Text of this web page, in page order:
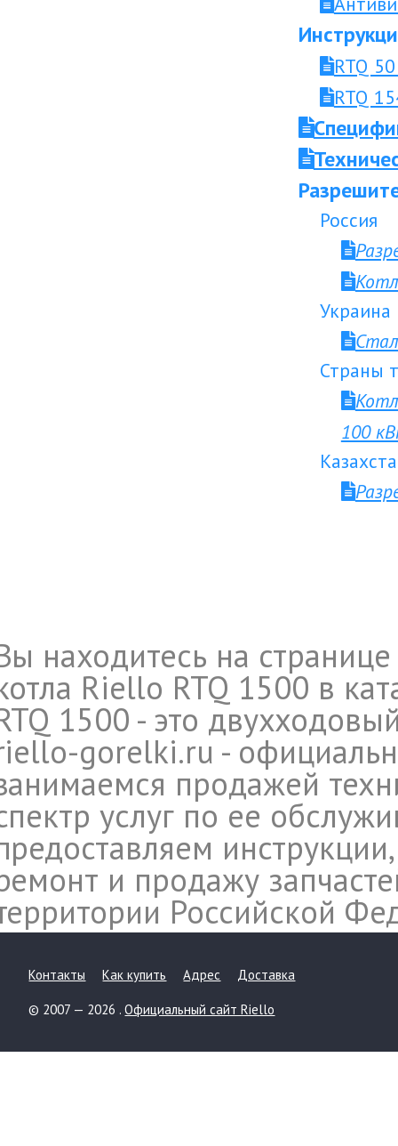
RTQ
RTQ
Россия
Украина
Страны
100
находитесь на
Riello RTQ 1500 в
1500 - это
gorelki.ru -
продажей
услуг по ее
и продажу
Российской
Контакты Как купить Адрес Доставка
© 2007 — 2026 .Официальный сайт Riello